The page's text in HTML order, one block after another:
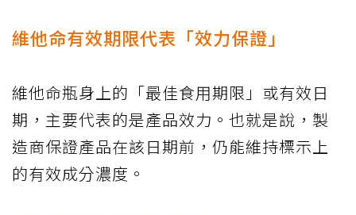
維他命有效期限代表「效力保證」
維他命瓶身上的「最佳食用期限」或有效日
期，主要代表的是產品效力。也就是說，製
造商保證產品在該日期前，仍能維持標示上
的有效成分濃度。